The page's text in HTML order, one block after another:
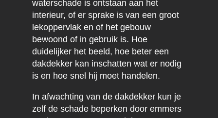
waterschade is ontstaan aan het
interieur, of er sprake is van een groot
lekoppervlak en of het gebouw
bewoond of in gebruik is. Hoe
duidelijker het beeld, hoe beter een
dakdekker kan inschatten wat er nodig
is en hoe snel hij moet handelen.
In afwachting van de dakdekker kun je
zelf de schade beperken door emmers